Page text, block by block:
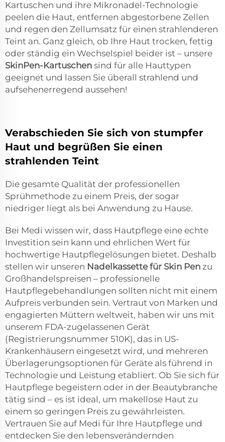
Kartuschen und ihre Mikronadel-Technologie
peelen die Haut, entfernen abgestorbene Zellen
und regen den Zellumsatz für einen strahlenderen
Teint an. Ganz gleich, ob Ihre Haut trocken, fettig
oder ständig ein Wechselspiel beider ist – unsere
SkinPen-Kartuschen sind für alle Hauttypen
geeignet und lassen Sie überall strahlend und
aufsehenerregend aussehen!
Verabschieden Sie sich von stumpfer
Haut und begrüßen Sie einen
strahlenden Teint
Die gesamte Qualität der professionellen
Sprühmethode zu einem Preis, der sogar
niedriger liegt als bei Anwendung zu Hause.
Bei Medi wissen wir, dass Hautpflege eine echte
Investition sein kann und ehrlichen Wert für
hochwertige Hautpflegelösungen bietet. Deshalb
stellen wir unseren Nadelkassette für Skin Pen zu
Großhandelspreisen – professionelle
Hautpflegebehandlungen sollten nicht mit einem
Aufpreis verbunden sein. Vertraut von Marken und
engagierten Müttern weltweit, haben wir uns mit
unserem FDA-zugelassenen Gerät
(Registrierungsnummer 510K), das in US-
Krankenhäusern eingesetzt wird, und mehreren
Überlagerungsoptionen für Geräte als führend in
Technologie und Leistung etabliert. Ob Sie sich für
Hautpflege begeistern oder in der Beautybranche
tätig sind – es ist ideal, um makellose Haut zu
einem so geringen Preis zu gewährleisten.
Vertrauen Sie auf Medi für Ihre Hautpflege und
entdecken Sie den lebensverändernden